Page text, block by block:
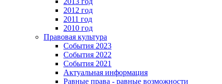
2012 год
2011 год
2010 год
Правовая культура
События 2023
События 2022
События 2021
Актуальная информация
Равные права - равные возможности